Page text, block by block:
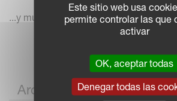
...y mucho más!
Archivo
Este sitio web usa
permite controlar las que
activar
OK, aceptar todas
Denegar todas las